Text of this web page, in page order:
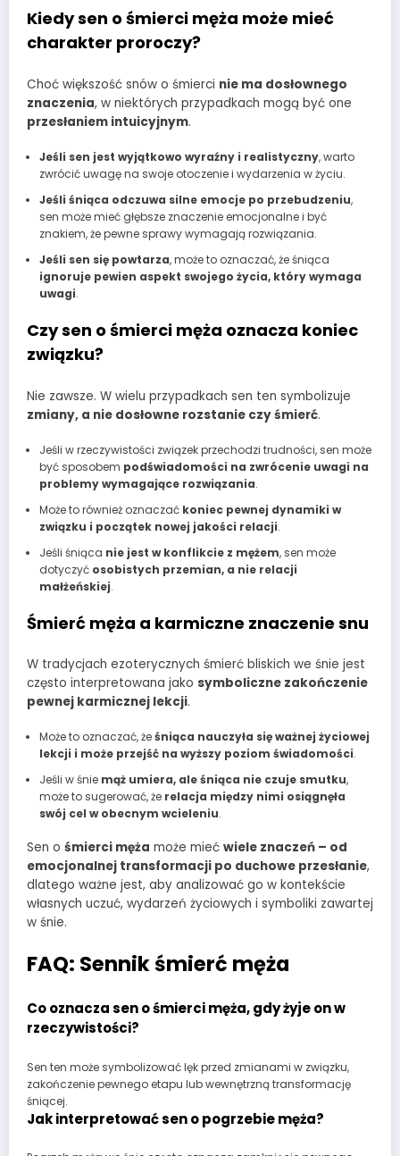
Kiedy sen o śmierci męża może mieć
charakter proroczy?
Choć większość snów o śmierci nie ma dosłownego
znaczenia, w niektórych przypadkach mogą być one
przesłaniem intuicyjnym.
Jeśli sen jest wyjątkowo wyraźny i realistyczny, warto
zwrócić uwagę na swoje otoczenie i wydarzenia w życiu.
Jeśli śniąca odczuwa silne emocje po przebudzeniu,
sen może mieć głębsze znaczenie emocjonalne i być
znakiem, że pewne sprawy wymagają rozwiązania.
Jeśli sen się powtarza, może to oznaczać, że śniąca
ignoruje pewien aspekt swojego życia, który wymaga
uwagi.
Czy sen o śmierci męża oznacza koniec
związku?
Nie zawsze. W wielu przypadkach sen ten symbolizuje
zmiany, a nie dosłowne rozstanie czy śmierć.
Jeśli w rzeczywistości związek przechodzi trudności, sen może
być sposobem podświadomości na zwrócenie uwagi na
problemy wymagające rozwiązania.
Może to również oznaczać koniec pewnej dynamiki w
związku i początek nowej jakości relacji.
Jeśli śniąca nie jest w konflikcie z mężem, sen może
dotyczyć osobistych przemian, a nie relacji
małżeńskiej.
Śmierć męża a karmiczne znaczenie snu
W tradycjach ezoterycznych śmierć bliskich we śnie jest
często interpretowana jako symboliczne zakończenie
pewnej karmicznej lekcji.
Może to oznaczać, żeśniąca nauczyła się ważnej życiowej
lekcji i może przejść na wyższy poziom świadomości.
Jeśli w śnie mąż umiera, ale śniąca nie czuje smutku,
może to sugerować, że relacja między nimi osiągnęła
swój cel w obecnym wcieleniu.
Sen o śmierci męża może mieć wiele znaczeń – od
emocjonalnej transformacji po duchowe przesłanie,
dlatego ważne jest, aby analizować go w kontekście
własnych uczuć, wydarzeń życiowych i symboliki zawartej
w śnie.
FAQ: Sennik śmierć męża
Co oznacza sen o śmierci męża, gdy żyje on w
rzeczywistości?
Sen ten może symbolizować lęk przed zmianami w związku,
zakończenie pewnego etapu lub wewnętrzną transformację
śniącej.
Jak interpretować sen o pogrzebie męża?